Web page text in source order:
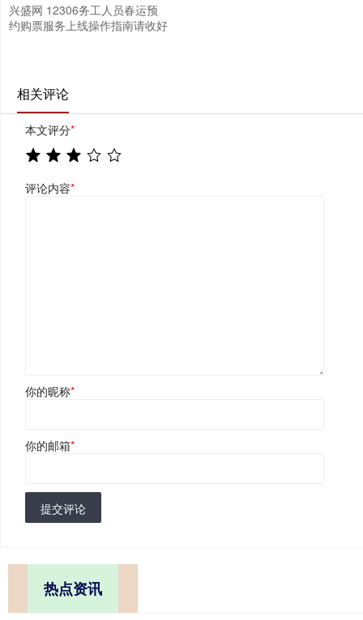
兴盛网 12306务工人员春运预
约购票服务上线操作指南请收好
相关评论
本文评分*
评论内容*
你的昵称*
你的邮箱*
提交评论
热点资讯